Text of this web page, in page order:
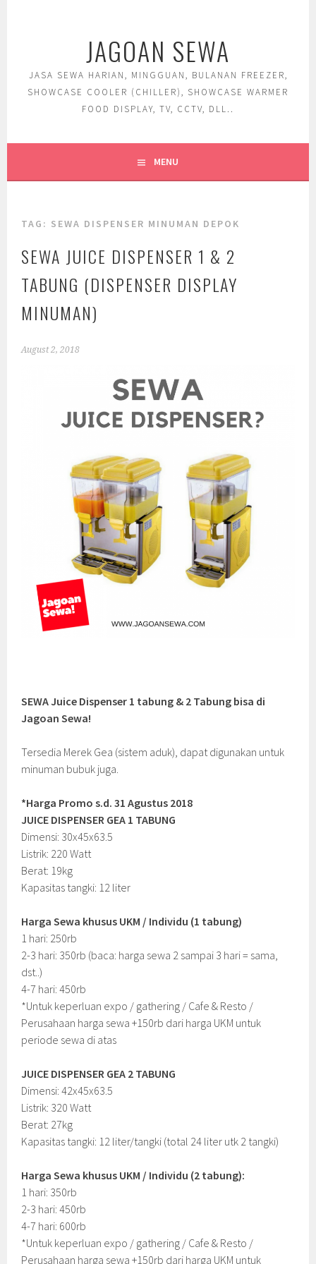
JAGOAN SEWA
JASA SEWA HARIAN, MINGGUAN, BULANAN FREEZER,
SHOWCASE COOLER (CHILLER), SHOWCASE WARMER
FOOD DISPLAY, TV, CCTV, DLL..
MENU
TAG: SEWA DISPENSER MINUMAN DEPOK
SEWA JUICE DISPENSER 1 & 2
TABUNG (DISPENSER DISPLAY
MINUMAN)
August 2, 2018
SEWA Juice Dispenser 1 tabung & 2 Tabung bisa di
Jagoan Sewa!
Tersedia Merek Gea (sistem aduk), dapat digunakan untuk
minuman bubuk juga.
*Harga Promo s.d. 31 Agustus 2018
JUICE DISPENSER GEA 1 TABUNG
Dimensi: 30x45x63.5
Listrik: 220 Watt
Berat: 19kg
Kapasitas tangki: 12 liter
Harga Sewa khusus UKM / Individu (1 tabung)
1 hari: 250rb
2-3 hari: 350rb (baca: harga sewa 2 sampai 3 hari = sama,
dst..)
4-7 hari: 450rb
*Untuk keperluan expo / gathering / Cafe & Resto /
Perusahaan harga sewa +150rb dari harga UKM untuk
periode sewa di atas
JUICE DISPENSER GEA 2 TABUNG
Dimensi: 42x45x63.5
Listrik: 320 Watt
Berat: 27kg
Kapasitas tangki: 12 liter/tangki (total 24 liter utk 2 tangki)
Harga Sewa khusus UKM / Individu (2 tabung):
1 hari: 350rb
2-3 hari: 450rb
4-7 hari: 600rb
*Untuk keperluan expo / gathering / Cafe & Resto /
Perusahaan harga sewa +150rb dari harga UKM untuk